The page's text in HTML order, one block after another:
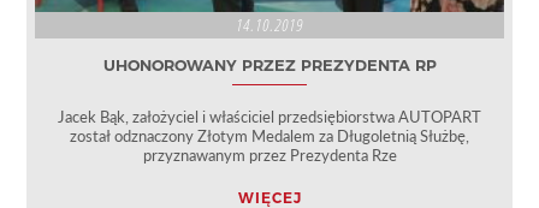
14.10.2019
UHONOROWANY PRZEZ PREZYDENTA RP
Jacek Bąk, założyciel i właściciel przedsiębiorstwa AUTOPART
został odznaczony Złotym Medalem za Długoletnią Służbę,
przyznawanym przez Prezydenta Rze
WIĘCEJ